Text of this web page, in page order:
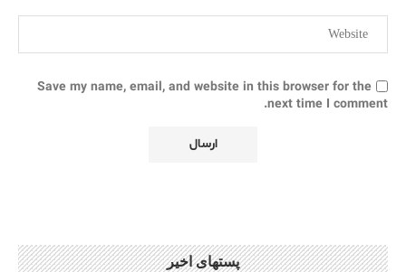
Save my name, email, and website in this browser for the
next time I comment.
پستهای اخیر